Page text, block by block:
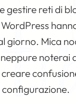
gestire reti di
giorno. Mica
noterai
configurazione.